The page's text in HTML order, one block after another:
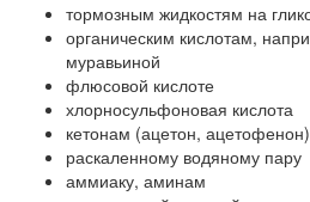
тормозным жидкостям на
органическим кислотам,
муравьиной
флюсовой кислоте
хлорносульфоновая кислота
кетонам (ацетон, ацетофенон)
раскаленному водяному пару
аммиаку, аминам